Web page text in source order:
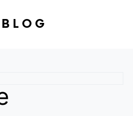
BLOG